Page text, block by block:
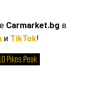
Carmarket.bg в
и TikTok!
Pikes Peak